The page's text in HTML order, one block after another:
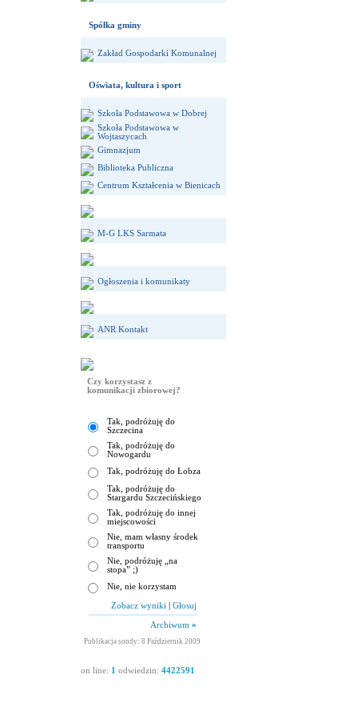
Spółka gminy
Zakład Gospodarki Komunalnej
Oświata, kultura i sport
Szkoła Podstawowa w Dobrej
Szkoła Podstawowa w
Wojtaszycach
Gimnazjum
Biblioteka Publiczna
Centrum Kształcenia w Bienicach
M-G LKS Sarmata
Ogłoszenia i komunikaty
ANR Kontakt
Czy korzystasz z
komunikacji zbiorowej?
Tak, podróżuję do
Szczecina
Tak, podróżuję do
Nowogardu
Tak, podróżuję do Łobza
Tak, podróżuję do
Stargardu Szczecińskiego
Tak, podróżuję do innej
miejscowości
Nie, mam własny środek
transportu
Nie, podróżuję „na
stopa” ;)
Nie, nie korzystam
Zobacz wyniki Głosuj
Archiwum »
Publikacja sondy: 8 Październik 2009
on line: 1 odwiedzin: 4422591